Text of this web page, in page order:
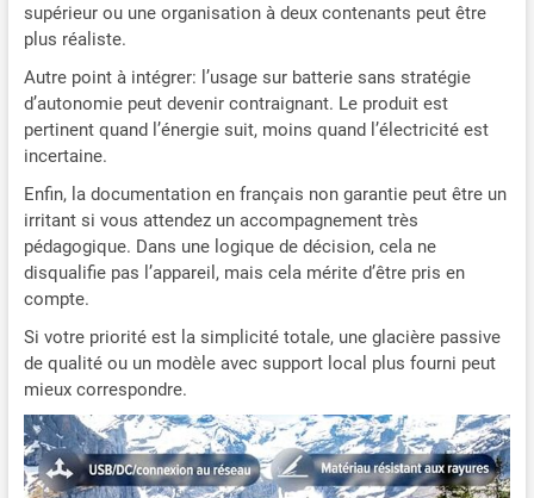
supérieur ou une organisation à deux contenants peut être
plus réaliste.
Autre point à intégrer: l’usage sur batterie sans stratégie
d’autonomie peut devenir contraignant. Le produit est
pertinent quand l’énergie suit, moins quand l’électricité est
incertaine.
Enfin, la documentation en français non garantie peut être un
irritant si vous attendez un accompagnement très
pédagogique. Dans une logique de décision, cela ne
disqualifie pas l’appareil, mais cela mérite d’être pris en
compte.
Si votre priorité est la simplicité totale, une glacière passive
de qualité ou un modèle avec support local plus fourni peut
mieux correspondre.